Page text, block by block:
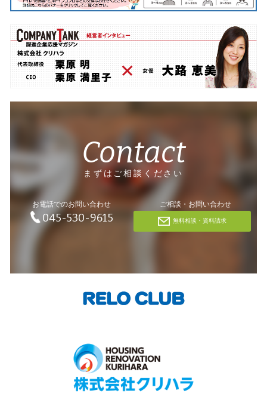
Contact
まずはご相談ください
お電話でのお問い合わせ
045-530-9615
ご相談・お問い合わせ
無料相談・資料請求